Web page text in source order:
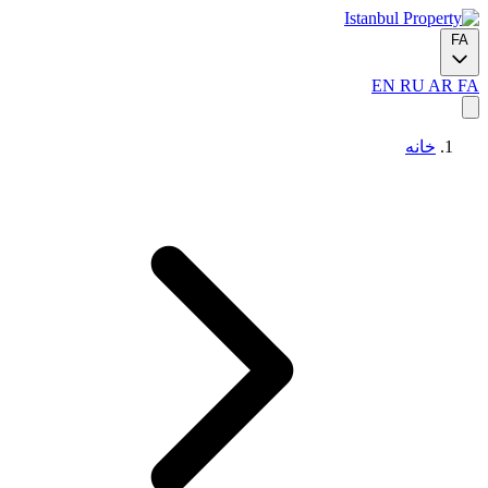
FA
EN RU AR FA
خانه